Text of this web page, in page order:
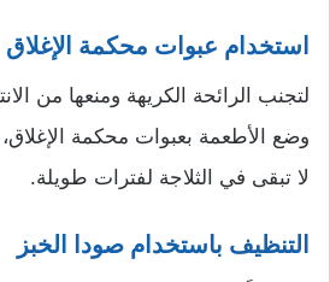
استخدام عبوات محكمة الإغلاق
لتجنب الرائحة الكريهة ومنعها من
وضع الأطعمة بعبوات محكمة
لا تبقى في الثلاجة لفترات طويلة.
التنظيف باستخدام صودا الخبز